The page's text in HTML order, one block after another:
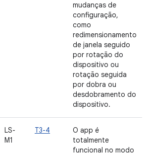
mudanças de
configuração,
como
redimensionamento
de janela seguido
por rotação do
dispositivo ou
rotação seguida
por dobra ou
desdobramento do
dispositivo.
LS-
M1
T3-4
O app é
totalmente
funcional no modo